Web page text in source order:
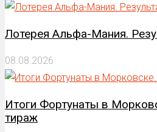
Лотерея Альфа-Мания.
08.08.2026
Итоги Фортунаты в
тираж